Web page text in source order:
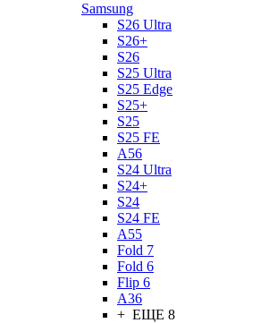
Samsung
S26 Ultra
S26+
S26
S25 Ultra
S25 Edge
S25+
S25
S25 FE
A56
S24 Ultra
S24+
S24
S24 FE
A55
Fold 7
Fold 6
Flip 6
A36
+ ЕЩЕ 8